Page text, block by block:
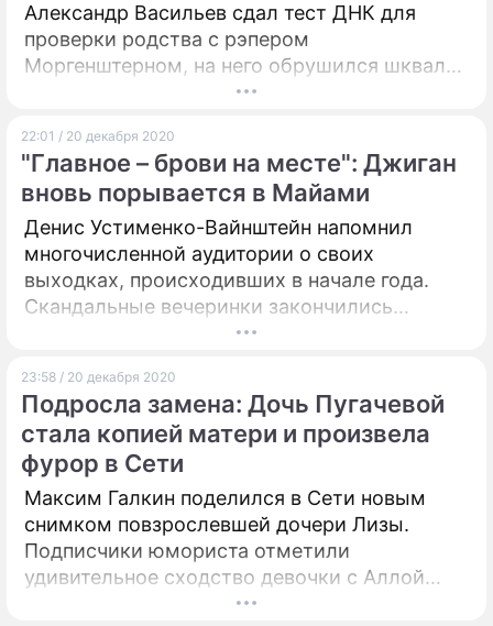
Александр Васильев сдал тест ДНК для
проверки родства с рэпером
Моргенштерном, на него обрушился шквал
критики. Настасья Самбурская поддержала
обращение в инстаграм-канале.
22:01 / 20 декабря 2020
"Главное – брови на месте": Джиган
вновь порывается в Майами
Денис Устименко-Вайнштейн напомнил
многочисленной аудитории о своих
выходках, происходивших в начале года.
Скандальные вечеринки закончились
рехабом и заключением под стражу в одном
любой возможности ссылается на
последствия путешествия в Майами.
23:58 / 20 декабря 2020
Подросла замена: Дочь Пугачевой
стала копией матери и произвела
фурор в Сети
Максим Галкин поделился в Сети новым
снимком повзрослевшей дочери Лизы.
Подписчики юмориста отметили
удивительное сходство девочки с Аллой